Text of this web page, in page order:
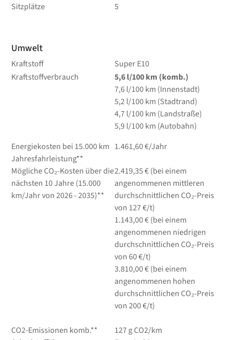
Sitzplätze
5
Umwelt
Kraftstoff
Super E10
Kraftstoffverbrauch
5,6l/100 km (komb.)
7,6l/100 km (Innenstadt)
5,2l/100 km (Stadtrand)
4,7l/100 km (Landstraße)
5,9l/100 km (Autobahn)
Energiekosten bei 15.000 km
Jahresfahrleistung**
1.461,60 €/Jahr
Mögliche CO₂-Kosten über die
nächsten 10 Jahre (15.000
km/Jahr von 2026 - 2035)**
2.419,35 € (bei einem
angenommenen mittleren
durchschnittlichen CO₂-Preis
von 127 €/t)
1.143,00 € (bei einem
angenommenen niedrigen
durchschnittlichen CO₂-Preis
von 60 €/t)
3.810,00 € (bei einem
angenommenen hohen
durchschnittlichen CO₂-Preis
von 200 €/t)
CO2-Emissionen komb.**
127 g CO2/km